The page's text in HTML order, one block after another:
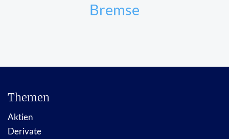
Bremse
Themen
Aktien
Derivate